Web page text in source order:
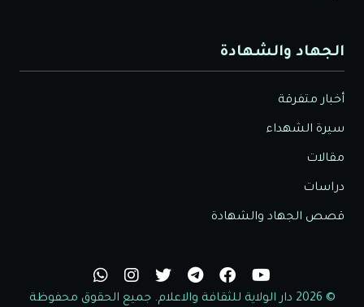
الجهاد والشهادة
أخبار متفرقة
سيرة الشهداء
مقالات
دراسات
قصص الجهاد والشهادة
© 2026 دار الولاية للثقافة والاعلام. جميع الحقوق محفوظة